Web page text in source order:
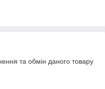
та обмін даного товару